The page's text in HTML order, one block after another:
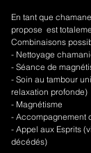
En tant que
propose est
Combinaisons
- Nettoyage
- Séance de
- Soin au tambour
relaxation profonde)
- Magnétisme
- Accompagnement
- Appel aux Esprits
décédés)